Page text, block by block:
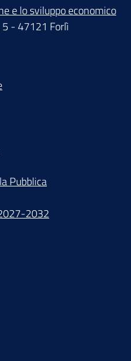
e lo sviluppo economico
5 - 47121 Forlì
Pubblica
2032